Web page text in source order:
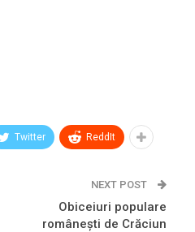
Twitter ReddIt
NEXT POST
Obiceiuri populare
românești de Crăciun